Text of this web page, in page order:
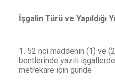
İşgalin Türü ve Yapıldığı
1. 52 nci maddenin (1) ve
bentlerinde yazılı
metrekare için günde